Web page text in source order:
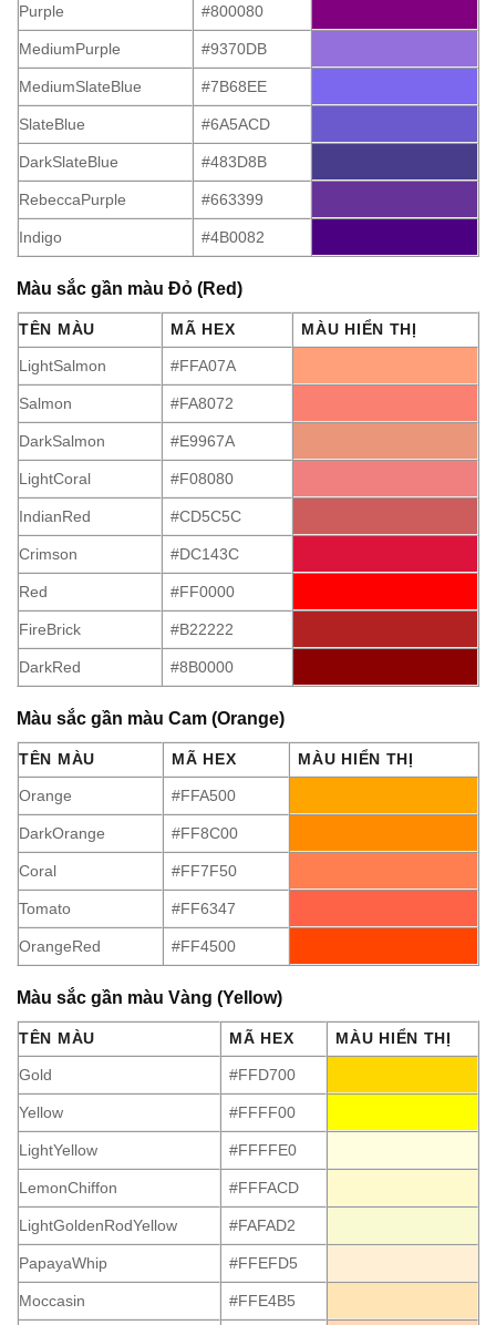
Purple #800080
MediumPurple #9370DB
MediumSlateBlue #7B68EE
SlateBlue #6A5ACD
DarkSlateBlue #483D8B
RebeccaPurple #663399
Indigo #4B0082
Màu sắc gần màu Đỏ (Red)
TÊN MÀU MÃ HEX MÀU HIỂN THỊ
LightSalmon #FFA07A
Salmon #FA8072
DarkSalmon #E9967A
LightCoral #F08080
IndianRed #CD5C5C
Crimson #DC143C
Red #FF0000
FireBrick #B22222
DarkRed #8B0000
Màu sắc gần màu Cam (Orange)
TÊN MÀU MÃ HEX MÀU HIỂN THỊ
Orange #FFA500
DarkOrange #FF8C00
Coral #FF7F50
Tomato #FF6347
OrangeRed #FF4500
Màu sắc gần màu Vàng (Yellow)
TÊN MÀU MÃ HEX MÀU HIỂN THỊ
Gold #FFD700
Yellow #FFFF00
LightYellow #FFFFE0
LemonChiffon #FFFACD
LightGoldenRodYellow #FAFAD2
PapayaWhip #FFEFD5
Moccasin #FFE4B5